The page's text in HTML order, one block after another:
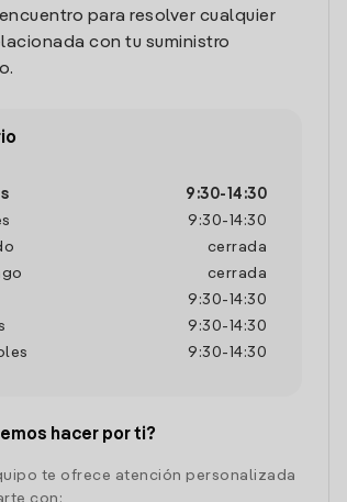
para resolver cualquier
con tu suministro
9:30- 14:30
9:30- 14:30
cerrada
cerrada
9:30- 14:30
9:30- 14:30
9:30- 14:30
hacer por ti?
te ofrece atención personalizada
con: